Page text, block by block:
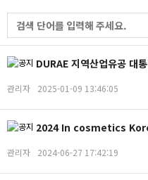
DURAE 지역산업유공 대
관리자 2025-01-09 13:46:05
관리자 2024-06-27 17:42:19